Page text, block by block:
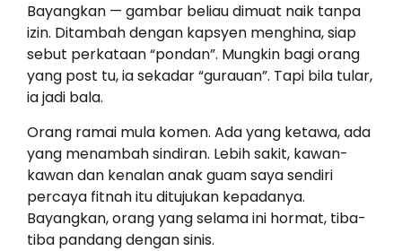
Bayangkan — gambar beliau dimuat naik tanpa
izin. Ditambah dengan kapsyen menghina, siap
sebut perkataan “pondan”. Mungkin bagi orang
yang post tu, ia sekadar “gurauan”. Tapi bila tular,
ia jadi bala.
Orang ramai mula komen. Ada yang ketawa, ada
yang menambah sindiran. Lebih sakit, kawan-
kawan dan kenalan anak guam saya sendiri
percaya fitnah itu ditujukan kepadanya.
Bayangkan, orang yang selama ini hormat, tiba-
tiba pandang dengan sinis.